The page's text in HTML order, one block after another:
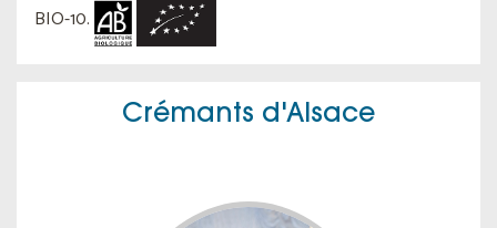
BIO-10.
Crémants d'Alsace